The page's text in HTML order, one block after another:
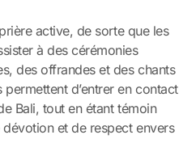
active, de sorte que les
à des cérémonies
des offrandes et des chants
d’entrer en contact
Bali, tout en étant témoin
dévotion et de respect envers